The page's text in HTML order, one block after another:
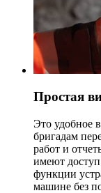
Простая
Это удобное
бригадам
работ и
имеют
функции
машине без